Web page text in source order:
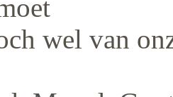
wel van